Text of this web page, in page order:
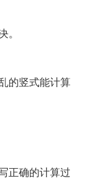
。
的竖式能计算
正确的计算过